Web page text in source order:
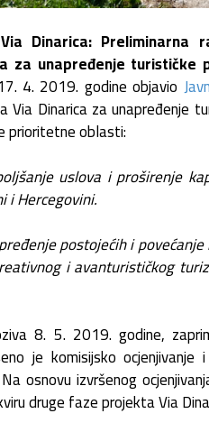
Dinarica:
za unapređenje turističke
4. 2019. godine objavio
Dinarica za unapređenje
prioritetne oblasti:
uslova i proširenje
i Hercegovini.
postojećih i
i avanturističkog
8. 5. 2019. godine,
je komisijsko
osnovu izvršenog
druge faze projekta Via